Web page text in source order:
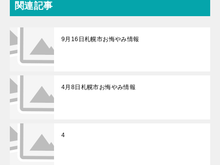
関連記事
9月16日札幌市お悔やみ情報
4月8日札幌市お悔やみ情報
4